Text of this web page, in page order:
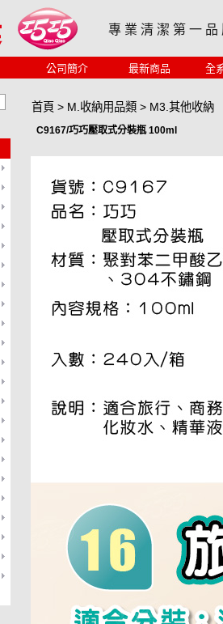
專 業 清 潔 第 一 品
公司簡介 最新商品 全
首頁 > M.收納用品類 > M3.其他收納
C9167/巧巧壓取式分裝瓶 100ml